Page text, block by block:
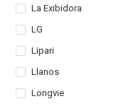
La Exibidora
LG
Lipari
Llanos
Longvie